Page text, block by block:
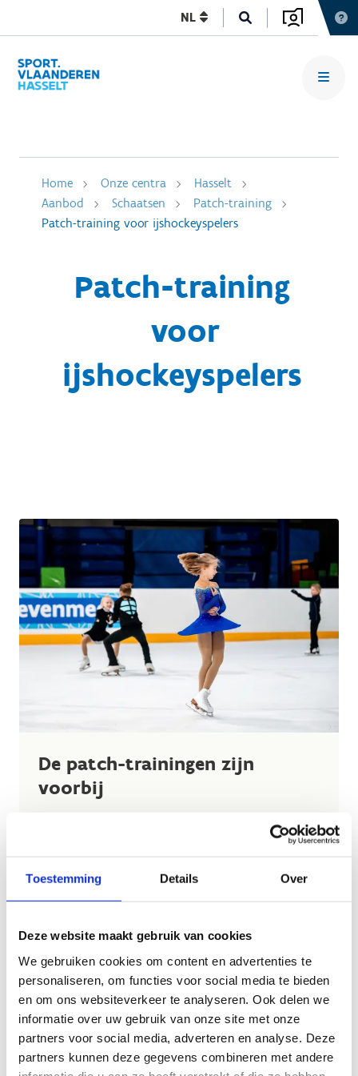
Toestemming Details Over
Deze website maakt gebruik van cookies
We gebruiken cookies om content en advertenties te
personaliseren, om functies voor social media te bieden
en om ons websiteverkeer te analyseren. Ook delen we
informatie over uw gebruik van onze site met onze
partners voor social media, adverteren en analyse. Deze
partners kunnen deze gegevens combineren met andere
NL
Home Onze centra
Hasselt
Aanbod
Schaatsen
Patch-training
Patch-training voor ijshockeyspelers
Patch-training
voor
ijshockeyspelers
De patch-trainingen zijn
voorbij
De zomermaanden zitten erop en daarmee ook
Bedankt
aan alle sporters en coachesdie deze zomer
hebben getraind en genoten van gefocuste ijstijd.
trainingen? Laat dan je e-mailadres achter.
Hou mij op de
hoogte van
nieuwe patch-